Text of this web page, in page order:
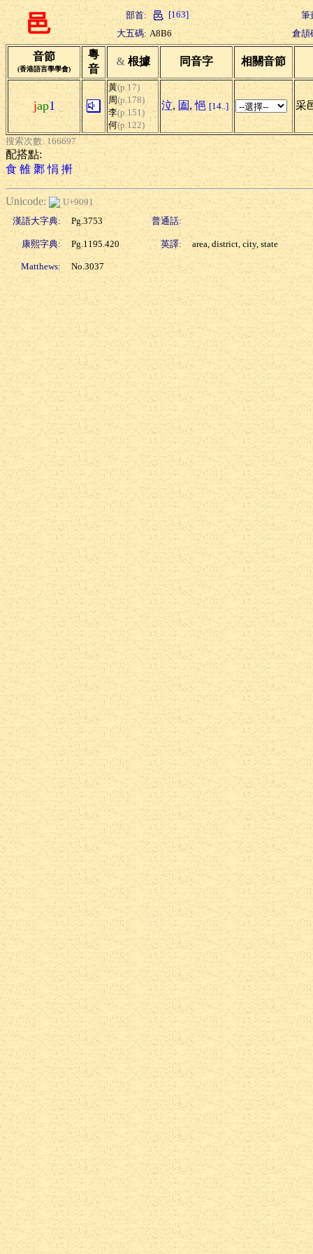
邑 部首: [163]
筆
大五碼: A8B6 倉頡
音節
(香港語言學學會)
粵
音
& 根據 同音字 相關音節
jap1
黃(p.17)
周(p.178)
李(p.151)
何(p.122)
泣, 圔 ,悒 [14..] 采
搜索次數: 166697
配搭點:
食 雒 鄹 悁 搟
Unicode:
U+9091
漢語大字典:
Pg.3753 普通話:
康熙字典: Pg.1195.420 英譯: area, district, city, state
Matthews: No.3037